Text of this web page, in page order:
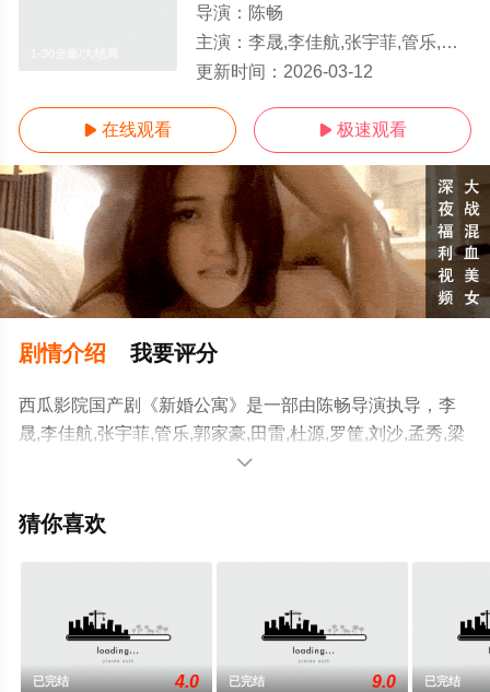
导演： 陈畅
主演： 李晟,李佳航,张宇菲,管乐,郭家豪,田雷,杜源,罗筐,刘沙,孟秀,梁超,戴乐乐,侯耀华,林鹏,李丹萍,潘彦妃,米露,
更新时间： 2026-03-12
 在线观看  极速观看
剧情介绍 我要评分
西瓜影院国产剧《新婚公寓》是一部由陈畅导演执导，李
晟,李佳航,张宇菲,管乐,郭家豪,田雷,杜源,罗筐,刘沙,孟秀,梁
超,戴乐乐,侯耀华,林鹏,李丹萍,潘彦妃,米露,那威,方子哥,李
揭晓（1-30全集），手机免费观看高清未删减完整版电视

猜你喜欢
已完结 4.0 已完结 9.0 已完结